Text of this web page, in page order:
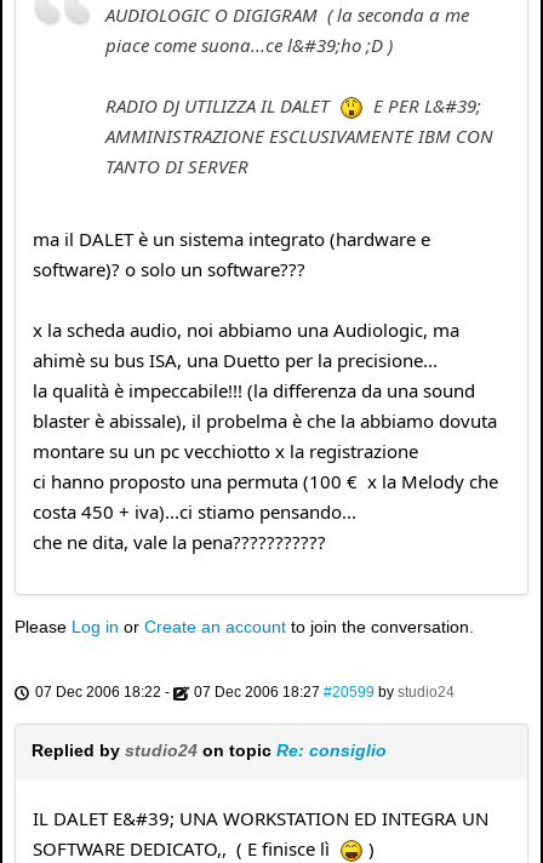
AUDIOLOGIC O DIGIGRAM ( la seconda a me
piace come suona...ce l&#39;ho ;D )
RADIO DJ UTILIZZA IL DALET
E PER L&#39;
AMMINISTRAZIONE ESCLUSIVAMENTE IBM CON
TANTO DI SERVER
ma il DALET è un sistema integrato (hardware e
software)? o solo un software???
x la scheda audio, noi abbiamo una Audiologic, ma
ahimè su bus ISA, una Duetto per la precisione...
la qualità è impeccabile!!! (la differenza da una sound
blaster è abissale), il probelma è che la abbiamo dovuta
montare su un pc vecchiotto x la registrazione
ci hanno proposto una permuta (100 € x la Melody che
costa 450 + iva)...ci stiamo pensando...
che ne dita, vale la pena???????????
Please Log in or Create an account to join the conversation.
07 Dec 2006 18:22 - 07 Dec 2006 18:27 #20599 by studio24
Replied by studio24 on topic Re: consiglio
IL DALET E&#39; UNA WORKSTATION ED INTEGRA UN
SOFTWARE DEDICATO,, ( E finisce lì
)